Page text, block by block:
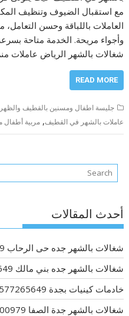
مع استقبال الضيوف وتنظيف
العاملات باللباقة وحسن
وأجواء مريحة. الخدمة متاحة
شغالات بالشهر الرياض عاملات
READ MORE
جليسة اطفال ومسنين بالقطيف
عاملات بالشهر في القطيف,مربية أطفال
أحدث المقالات
شغالات بالشهر جده حى الرحاب 0577265649
شغالات بالشهر جده بني مالك 0577265649
خادمات كينيات بجدة 0577265649
شغالات بالشهر جدة الصفا 0571400979